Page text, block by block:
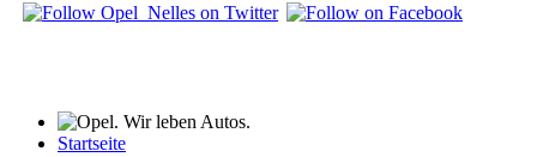
Startseite